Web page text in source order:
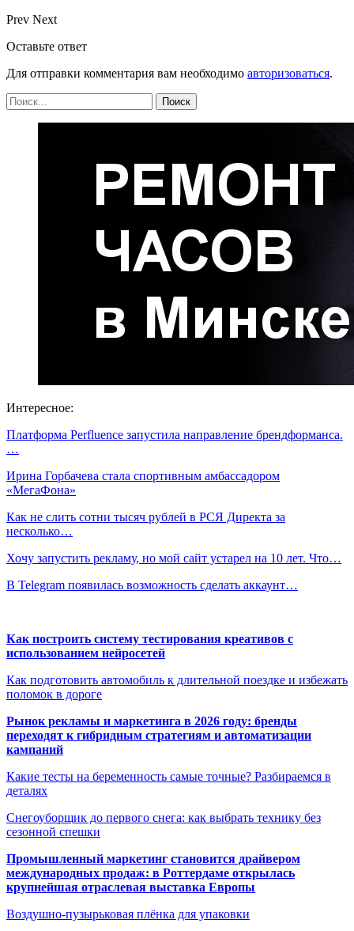
Prev Next
Оставьте ответ
Для отправки комментария вам необходимо авторизоваться.
Интересное:
Платформа Perfluence запустила направление брендформанса.
…
Ирина Горбачева стала спортивным амбассадором
«МегаФона»
Как не слить сотни тысяч рублей в РСЯ Директа за
несколько…
Хочу запустить рекламу, но мой сайт устарел на 10 лет. Что…
В Telegram появилась возможность сделать аккаунт…
Как построить систему тестирования креативов с
использованием нейросетей
Как подготовить автомобиль к длительной поездке и избежать
поломок в дороге
Рынок рекламы и маркетинга в 2026 году: бренды
переходят к гибридным стратегиям и автоматизации
кампаний
Какие тесты на беременность самые точные? Разбираемся в
деталях
Снегоуборщик до первого снега: как выбрать технику без
сезонной спешки
Промышленный маркетинг становится драйвером
международных продаж: в Роттердаме открылась
крупнейшая отраслевая выставка Европы
Воздушно-пузырьковая плёнка для упаковки